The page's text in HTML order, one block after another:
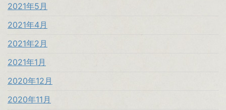
2021年5月
2021年4月
2021年2月
2021年1月
2020年12月
2020年11月